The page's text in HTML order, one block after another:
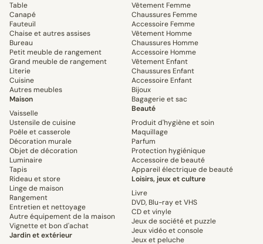
Table
Canapé
Fauteuil
Chaise et autres assises
Bureau
Petit meuble de rangement
Grand meuble de rangement
Literie
Cuisine
Autres meubles
Maison
Vaisselle
Ustensile de cuisine
Poêle et casserole
Décoration murale
Objet de décoration
Luminaire
Tapis
Rideau et store
Linge de maison
Rangement
Entretien et nettoyage
Autre équipement de la maison
Vignette et bon d'achat
Jardin et extérieur
Vêtement Femme
Chaussures Femme
Accessoire Femme
Vêtement Homme
Chaussures Homme
Accessoire Homme
Vêtement Enfant
Chaussures Enfant
Accessoire Enfant
Bijoux
Bagagerie et sac
Beauté
Produit d'hygiène et soin
Maquillage
Parfum
Protection hygiénique
Accessoire de beauté
Appareil électrique de beauté
Loisirs, jeux et culture
Livre
DVD, Blu-ray et VHS
CD et vinyle
Jeux de société et puzzle
Jeux vidéo et console
Jeux et peluche